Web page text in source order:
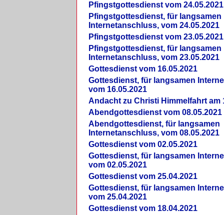
Pfingstgottesdienst vom 24.05.2021
Pfingstgottesdienst, für langsamen
Internetanschluss, vom 24.05.2021
Pfingstgottesdienst vom 23.05.2021
Pfingstgottesdienst, für langsamen
Internetanschluss, vom 23.05.2021
Gottesdienst vom 16.05.2021
Gottesdienst, für langsamen
vom 16.05.2021
Andacht zu Christi Himmelfahrt am
Abendgottesdienst vom 08.05.2021
Abendgottesdienst, für langsamen
Internetanschluss, vom 08.05.2021
Gottesdienst vom 02.05.2021
Gottesdienst, für langsamen
vom 02.05.2021
Gottesdienst vom 25.04.2021
Gottesdienst, für langsamen
vom 25.04.2021
Gottesdienst vom 18.04.2021